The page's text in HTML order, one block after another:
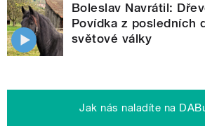
Boleslav Navrátil:
Povídka z posledních
světové války
Jak nás naladíte na